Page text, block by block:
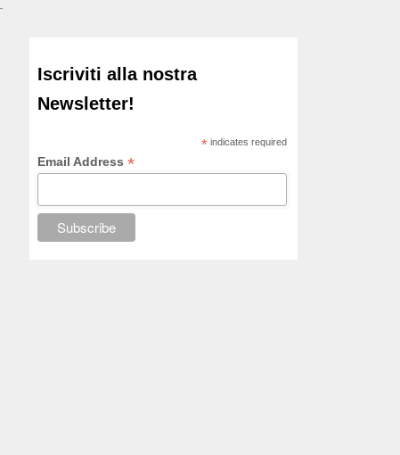
Iscriviti alla nostra
Newsletter!
* indicates required
Email Address*